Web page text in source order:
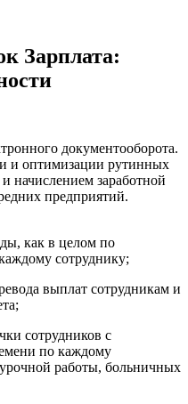
Зарплата:
документооборота.
и оптимизации рутинных
начислением заработной
предприятий.
как в целом по
сотруднику;
выплат сотрудникам и
сотрудников с
по каждому
работы, больничных